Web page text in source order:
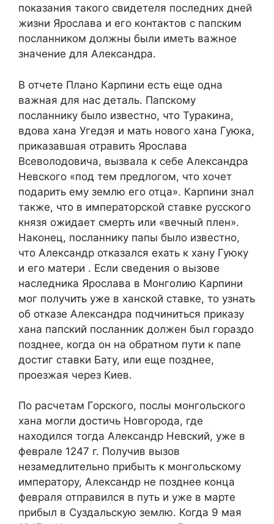
показания такого свидетеля последних дней
жизни Ярослава и его контактов с папским
посланником должны были иметь важное
значение для Александра.
В отчете Плано Карпини есть еще одна
важная для нас деталь. Папскому
посланнику было известно, что Туракина,
вдова хана Угедэя и мать нового хана Гуюка,
приказавшая отравить Ярослава
Всеволодовича, вызвала к себе Александра
Невского «под тем предлогом, что хочет
подарить ему землю его отца». Карпини знал
также, что в императорской ставке русского
князя ожидает смерть или «вечный плен».
Наконец, посланнику папы было известно,
что Александр отказался ехать к хану Гуюку
и его матери . Если сведения о вызове
наследника Ярослава в Монголию Карпини
мог получить уже в ханской ставке, то узнать
об отказе Александра подчиниться приказу
хана папский посланник должен был гораздо
позднее, когда он на обратном пути к папе
достиг ставки Бату, или еще позднее,
проезжая через Киев.
По расчетам Горского, послы монгольского
хана могли достичь Новгорода, где
находился тогда Александр Невский, уже в
феврале 1247 г. Получив вызов
незамедлительно прибыть к монгольскому
императору, Александр не позднее конца
февраля отправился в путь и уже в марте
прибыл в Суздальскую землю. Когда 9 мая